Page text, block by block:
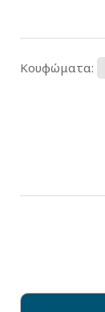
Κουφώματα: